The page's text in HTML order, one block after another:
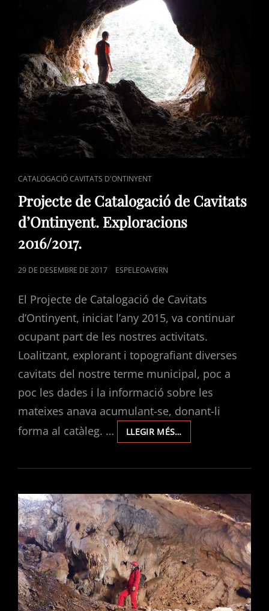
CAT
LINKS
CATALOGACIÓ CAVITATS D'ONTINYENT
Projecte de Catalogació de Cavitats
d’Ontinyent. Exploracions
2016/2017.
POSTED
29 DE DESEMBRE DE 2017 ESPELEOAVERN
El Projecte de Catalogació de Cavitats
d’Ontinyent, iniciat l’any 2015, va continuar
ocupant part de les nostres activitats.
Loalitzant, explorant i topografiant diverses
cavitats del nostre terme municipal, poc a
poc les dades i la informació sobre les
mateixes anava acumulant-se, donant-li
forma al catàleg. …
LLEGIR MÉS…PROJECTE
DE
DE
D’ONTINYENT.
EXPLORACIONS
2016/2017.